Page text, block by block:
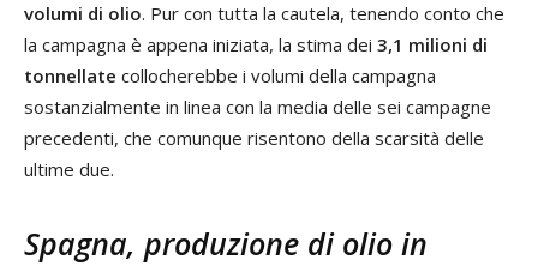
volumi di olio. Pur con tutta la cautela, tenendo conto che
la campagna è appena iniziata, la stima dei 3,1 milioni di
tonnellate collocherebbe i volumi della campagna
sostanzialmente in linea con la media delle sei campagne
precedenti, che comunque risentono della scarsità delle
ultime due.
Spagna, produzione di olio in